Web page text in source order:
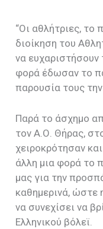
“Οι αθλήτριες, το
διοίκηση του
να ευχαριστήσουν
φορά έδωσαν το
παρουσία τους
Παρά το άσχημο
τον Α.Ο. Θήρας,
χειροκρότησαν
άλλη μια φορά το
μας για την
καθημερινά, ώστε
να συνεχίσει να
Ελληνικού βόλεϊ.